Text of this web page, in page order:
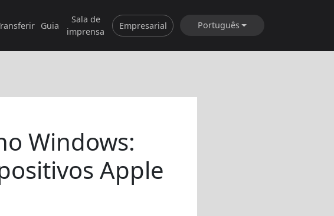
Guia
Sala de
imprensa
Empresarial Português
Windows:
Apple